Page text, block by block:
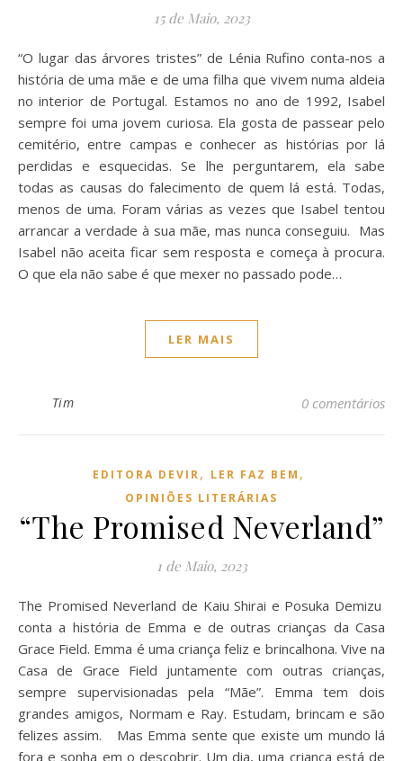
15 de Maio, 2023
“O lugar das árvores tristes” de Lénia Rufino conta-nos a
história de uma mãe e de uma filha que vivem numa aldeia
no interior de Portugal. Estamos no ano de 1992, Isabel
sempre foi uma jovem curiosa. Ela gosta de passear pelo
cemitério, entre campas e conhecer as histórias por lá
perdidas e esquecidas. Se lhe perguntarem, ela sabe
todas as causas do falecimento de quem lá está. Todas,
menos de uma. Foram várias as vezes que Isabel tentou
arrancar a verdade à sua mãe, mas nunca conseguiu. Mas
Isabel não aceita ficar sem resposta e começa à procura.
O que ela não sabe é que mexer no passado pode…
LER MAIS
Tim 0 comentários
EDITORA DEVIR, LER FAZ BEM ,
OPINIÕES LITERÁRIAS
“The Promised Neverland”
1 de Maio, 2023
The Promised Neverland de Kaiu Shirai e Posuka Demizu
conta a história de Emma e de outras crianças da Casa
Grace Field. Emma é uma criança feliz e brincalhona. Vive na
Casa de Grace Field juntamente com outras crianças,
sempre supervisionadas pela “Mãe”. Emma tem dois
grandes amigos, Normam e Ray. Estudam, brincam e são
felizes assim. Mas Emma sente que existe um mundo lá
fora e sonha em o descobrir. Um dia, uma criança está de